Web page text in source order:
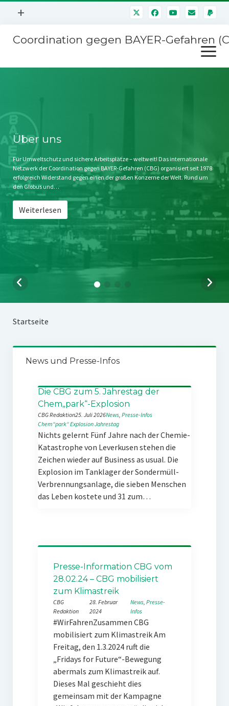
Menü
+
Mitmachen
Kontakt
Impressum
Störfälle
Coordination gegen BAYER-Gefahren
Menü
öffnen
Stichwort BAYER
Jahrestagung
SPENDEN
Über uns
Für Umweltschutz und sichere Arbeitsplätze – weltweit! Das internationale
Netzwerk der Coordination gegen BAYER-Gefahren (CBG) organisiert seit 1978
erfolgreich Widerstand gegen einen der großen Konzerne der Welt. Rund um
den Globus und…
Weiterlesen
Startseite
News und Presse-Infos
Die CBG zum 5. Jahrestag der
Chem„park“-Explosion
CBG Redaktion25. Juli 2026News, Presse-Infos
Chem“park“ExplosionJahrestag
Nichts gelernt Fünf Jahre nach der Chemie-
Katastrophe von Leverkusen stehen die
Zeichen wieder auf Business as usual. Die
Explosion im Tanklager der Sondermüll-
Verbrennungsanlage, die sieben Menschen
das Leben kostete und 31 zum…
Presse-Information CBG vom
28.02.24 – CBG mobilisiert
zum Klimastreik
CBG
Redaktion
28. Februar
2024
News, Presse-
Infos
#WirFahrenZusammen CBG
mobilisiert zum Klimastreik Am
Freitag, den 1.3.2024 ruft die
„Fridays for Future“-Bewegung
abermals zum Klimastreik auf.
Dieses Mal geschieht dies
gemeinsam mit der Kampagne